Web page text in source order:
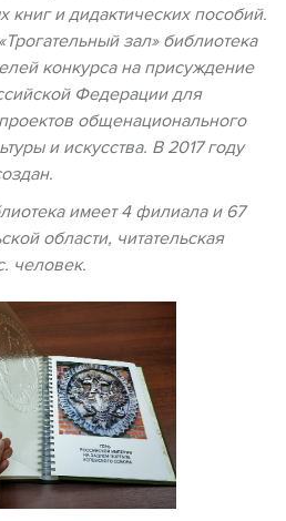
книг и дидактических пособий.
зал» библиотека
конкурса на присуждение
Федерации для
общенационального
и искусства. В 2017 году
имеет 4 филиала и 67
области, читательская
человек.